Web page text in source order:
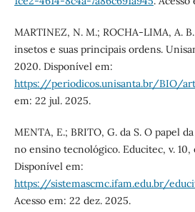
MARTINEZ, N. M.; ROCHA-LIMA, A.
insetos e suas principais ordens.
2020. Disponível em:
https://periodicos.unisanta.br/BIO/
em: 22 jul. 2025.
MENTA, E.; BRITO, G. da S. O papel
no ensino tecnológico. Educitec, v. 10,
Disponível em:
https://sistemascmc.ifam.edu.br/
Acesso em: 22 dez. 2025.